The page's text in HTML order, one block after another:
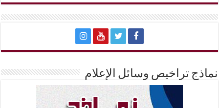
نماذج تراخيص وسائل الإعلام